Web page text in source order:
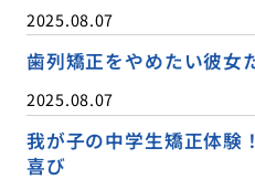
2025.08.07
歯列矯正をやめたい彼女
2025.08.07
我が子の中学生矯正体験
喜び